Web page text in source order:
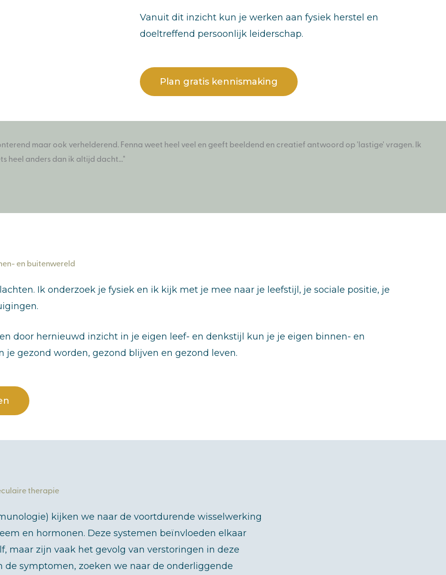
Vanuit dit inzicht kun je werken aan fysiek herstel en
doeltreffend persoonlijk leiderschap.
Plan gratis kennismaking
maar ook verhelderend. Fenna weet heel veel en geeft beeldend en creatief antwoord op 'lastige' vragen. Ik
heel anders dan ik altijd dacht..."
en buitenwereld
Ik onderzoek je fysiek en ik kijk met je mee naar je leefstijl, je sociale positie, je
door hernieuwd inzicht in je eigen leef- en denkstijl kun je je eigen binnen- en
gezond worden, gezond blijven en gezond leven.
therapie
kijken we naar de voortdurende wisselwerking
en hormonen. Deze systemen beïnvloeden elkaar
maar zijn vaak het gevolg van verstoringen in deze
symptomen, zoeken we naar de onderliggende